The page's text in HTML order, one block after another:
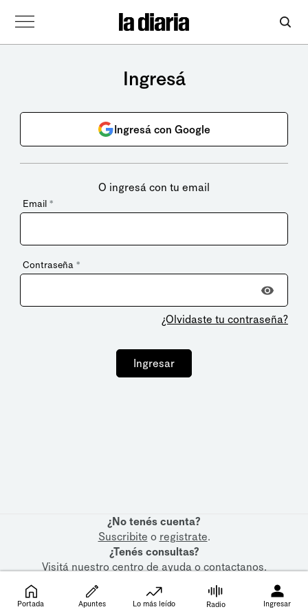
Ingresá
Ingresá con Google
O ingresá con tu email
Email *
Contraseña *
¿Olvidaste tu contraseña?
Ingresar
¿No tenés cuenta?
Suscribite o registrate.
¿Tenés consultas?
Visitá nuestrocentro de ayudaocontactanos.
Portada Apuntes Lo más leído Radio Ingresar